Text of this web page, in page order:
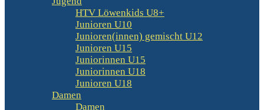
HTV Löwenkids U8+
Junioren U10
Junioren(innen) gemischt U12
Junioren U15
Juniorinnen U15
Juniorinnen U18
Junioren U18
Damen
Damen